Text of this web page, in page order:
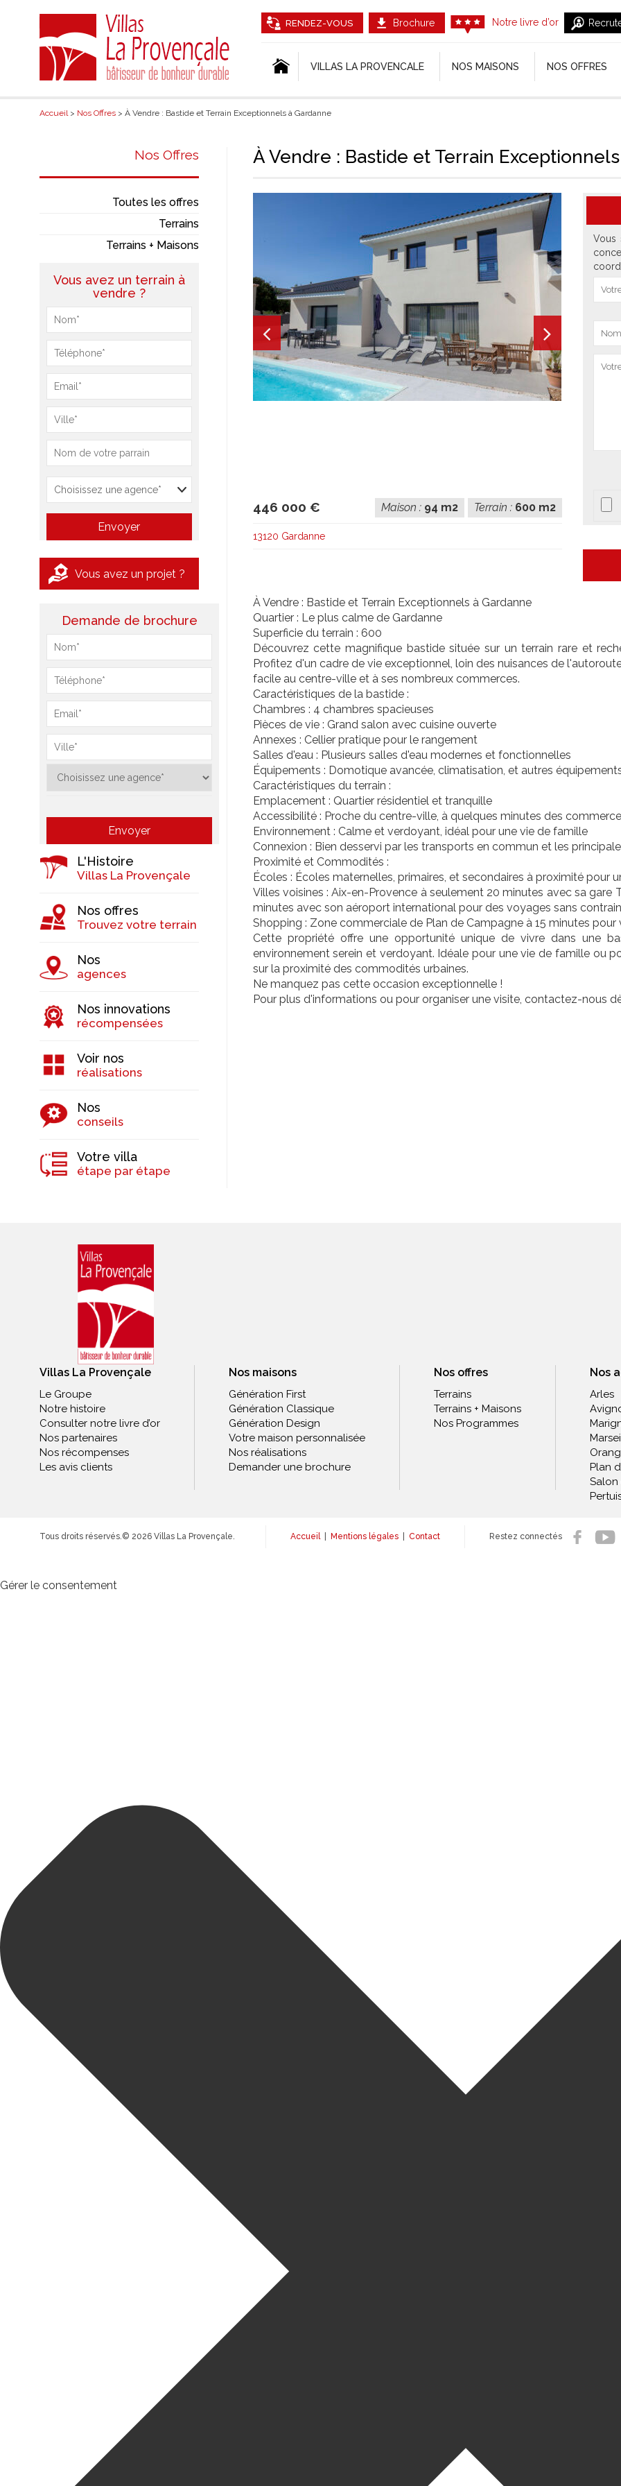
RENDEZ-VOUS Brochure Notre livre d’or
VILLAS LA PROVENCALE NOS MAISONS NOS OFFRES
Accueil> Nos Offres > À Vendre : Bastide et Terrain Exceptionnels à Gardanne
À Vendre : Bastide et Terrain
446 000 € Terrain : 600 m2
Maison : 94 m2
13120 Gardanne
Vous
À Vendre : Bastide et Terrain Exceptionnels à Gardanne
Quartier : Le plus calme de Gardanne
Superficie du terrain : 600
Découvrez cette magnifique bastide située sur un terrain rare et
Profitez d'un cadre de vie exceptionnel, loin des nuisances de
facile au centre-ville et à ses nombreux commerces.
Caractéristiques de la bastide :
Chambres : 4 chambres spacieuses
Pièces de vie : Grand salon avec cuisine ouverte
Annexes : Cellier pratique pour le rangement
Salles d'eau : Plusieurs salles d'eau modernes et fonctionnelles
Équipements : Domotique avancée, climatisation, et autres
Caractéristiques du terrain :
Emplacement : Quartier résidentiel et tranquille
Accessibilité : Proche du centre-ville, à quelques minutes des
Environnement : Calme et verdoyant, idéal pour une vie de famille
Connexion : Bien desservi par les transports en commun et les
Proximité et Commodités :
Écoles : Écoles maternelles, primaires, et secondaires à proximité pour
Villes voisines : Aix-en-Provence à seulement 20 minutes avec sa gare
minutes avec son aéroport international pour des voyages sans
Shopping : Zone commerciale de Plan de Campagne à 15 minutes
Cette propriété offre une opportunité unique de vivre dans une
environnement serein et verdoyant. Idéale pour une vie de famille ou
sur la proximité des commodités urbaines.
Ne manquez pas cette occasion exceptionnelle !
Pour plus d'informations ou pour organiser une visite, contactez-nous
Nos Offres
Toutes les offres
Terrains
Terrains + Maisons
Vous avez un terrain à
vendre ?
Vous avez un projet ?
Demande de brochure
L'Histoire
Villas La Provençale
Nos offres
Trouvez votre terrain
Nos
agences
Nos innovations
récompensées
Voir nos
réalisations
Nos
conseils
Votre villa
étape par étape
Villas La Provençale
Le Groupe
Notre histoire
Consulter notre livre d’or
Nos partenaires
Nos récompenses
Les avis clients
Nos maisons
Génération First
Génération Classique
Génération Design
Votre maison personnalisée
Nos réalisations
Demander une brochure
Nos offres
Terrains
Terrains + Maisons
Nos Programmes
Nos
Arles
Plan
Salon
© 2026 Villas La Provençale.
Tous droits réservés. Accueil| Mentions légales Contact Restez connectés
Gérer le consentement